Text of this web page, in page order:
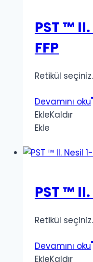
PST ™
FFP
Retikül seçiniz.
Devamını oku
EkleKaldır
Ekle
PST ™
Retikül seçiniz.
Devamını oku
EkleKaldır